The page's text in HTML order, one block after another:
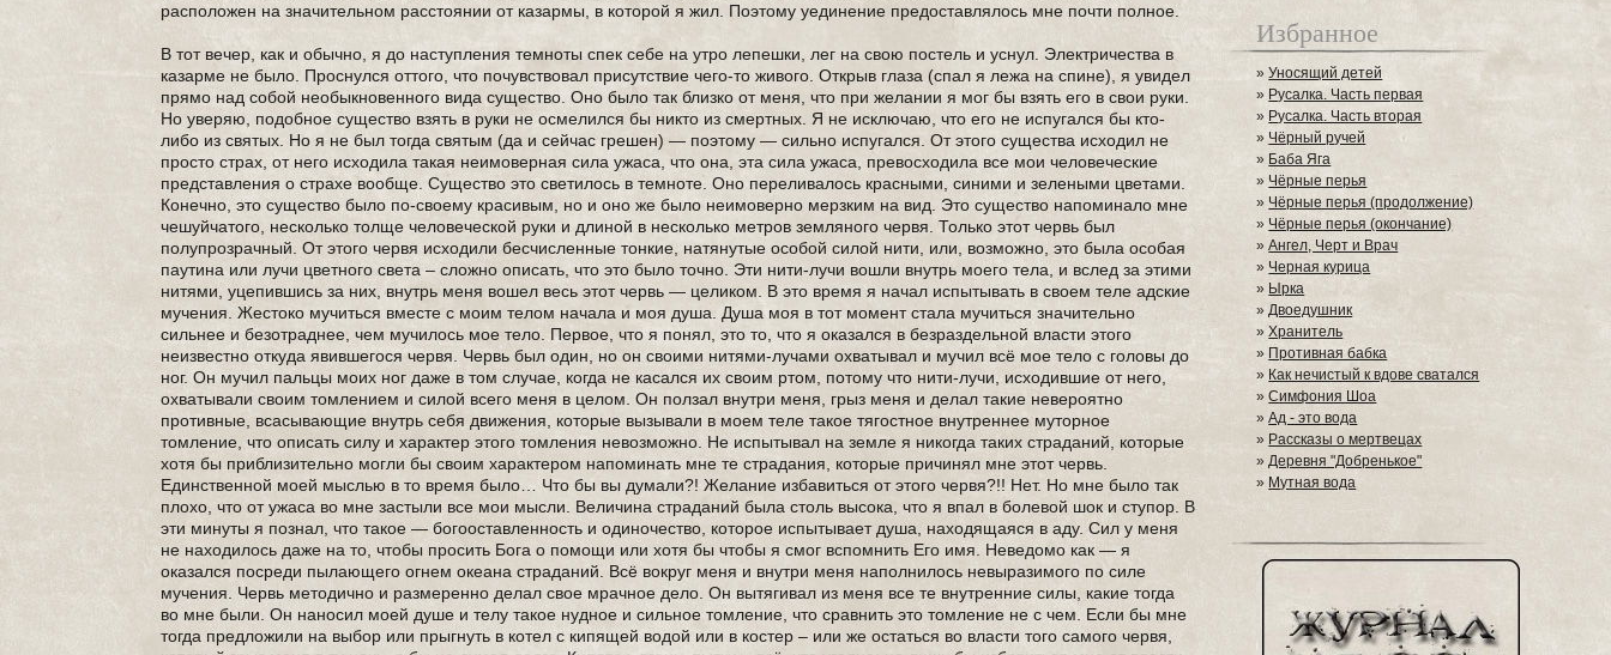
расположен на значительном расстоянии от казармы, в которой я жил. Поэтому уединение предоставлялось мне почти полное.
В тот вечер, как и обычно, я до наступления темноты спек себе на утро лепешки, лег на свою постель и уснул. Электричества в
казарме не было. Проснулся оттого, что почувствовал присутствие чего-то живого. Открыв глаза (спал я лежа на спине), я увидел
прямо над собой необыкновенного вида существо. Оно было так близко от меня, что при желании я мог бы взять его в свои руки.
Но уверяю, подобное существо взять в руки не осмелился бы никто из смертных. Я не исключаю, что его не испугался бы кто-
либо из святых. Но я не был тогда святым (да и сейчас грешен) — поэтому — сильно испугался. От этого существа исходил не
просто страх, от него исходила такая неимоверная сила ужаса, что она, эта сила ужаса, превосходила все мои человеческие
представления о страхе вообще. Существо это светилось в темноте. Оно переливалось красными, синими и зелеными цветами.
Конечно, это существо было по-своему красивым, но и оно же было неимоверно мерзким на вид. Это существо напоминало мне
чешуйчатого, несколько толще человеческой руки и длиной в несколько метров земляного червя. Только этот червь был
полупрозрачный. От этого червя исходили бесчисленные тонкие, натянутые особой силой нити, или, возможно, это была особая
паутина или лучи цветного света – сложно описать, что это было точно. Эти нити-лучи вошли внутрь моего тела, и вслед за этими
нитями, уцепившись за них, внутрь меня вошел весь этот червь — целиком. В это время я начал испытывать в своем теле адские
мучения. Жестоко мучиться вместе с моим телом начала и моя душа. Душа моя в тот момент стала мучиться значительно
сильнее и безотраднее, чем мучилось мое тело. Первое, что я понял, это то, что я оказался в безраздельной власти этого
неизвестно откуда явившегося червя. Червь был один, но он своими нитями-лучами охватывал и мучил всё мое тело с головы до
ног. Он мучил пальцы моих ног даже в том случае, когда не касался их своим ртом, потому что нити-лучи, исходившие от него,
охватывали своим томлением и силой всего меня в целом. Он ползал внутри меня, грыз меня и делал такие невероятно
противные, всасывающие внутрь себя движения, которые вызывали в моем теле такое тягостное внутреннее муторное
томление, что описать силу и характер этого томления невозможно. Не испытывал на земле я никогда таких страданий, которые
хотя бы приблизительно могли бы своим характером напоминать мне те страдания, которые причинял мне этот червь.
Единственной моей мыслью в то время было… Что бы вы думали?! Желание избавиться от этого червя?!! Нет. Но мне было так
плохо, что от ужаса во мне застыли все мои мысли. Величина страданий была столь высока, что я впал в болевой шок и ступор. В
эти минуты я познал, что такое — богооставленность и одиночество, которое испытывает душа, находящаяся в аду. Сил у меня
не находилось даже на то, чтобы просить Бога о помощи или хотя бы чтобы я смог вспомнить Его имя. Неведомо как — я
оказался посреди пылающего огнем океана страданий. Всё вокруг меня и внутри меня наполнилось невыразимого по силе
мучения. Червь методично и размеренно делал свое мрачное дело. Он вытягивал из меня все те внутренние силы, какие тогда
во мне были. Он наносил моей душе и телу такое нудное и сильное томление, что сравнить это томление не с чем. Если бы мне
тогда предложили на выбор или прыгнуть в котел с кипящей водой или в костер – или же остаться во власти того самого червя,
Избранное
»Уносящий детей
» Русалка. Часть первая
» Русалка. Часть вторая
» Чёрный ручей
» Баба Яга
»Чёрные перья
» Чёрные перья (продолжение)
» Чёрные перья (окончание)
»Ангел, Черт и Врач
» Черная курица
» Ырка
»Двоедушник
»Хранитель
» Противная бабка
» Как нечистый к вдове сватался
»Симфония Шоа
»Ад - это вода
» Рассказы о мертвецах
»Деревня "Добренькое"
» Мутная вода